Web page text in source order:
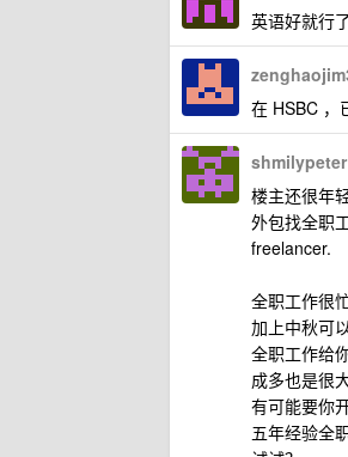
英语好就行
在 HSBC ，
shmilypeter
楼主还很年
外包找全职
freelancer.
全职工作很
加上中秋可
全职工作给
成多也是很
有可能要你
五年经验全